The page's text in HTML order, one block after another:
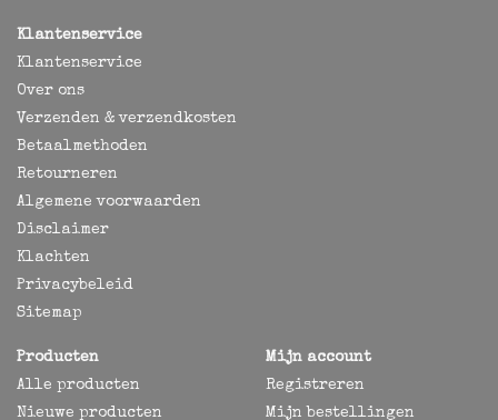
Klantenservice
Klantenservice
Over ons
Verzenden & verzendkosten
Betaalmethoden
Retourneren
Algemene voorwaarden
Disclaimer
Klachten
Privacybeleid
Sitemap
Producten
Alle producten
Nieuwe producten
Mijn account
Registreren
Mijn bestellingen